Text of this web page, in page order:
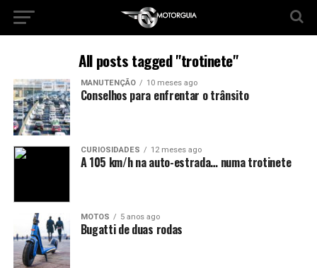
All posts tagged "trotinete"
MANUTENÇÃO 10 meses ago
Conselhos para enfrentar o trânsito
CURIOSIDADES 12 meses ago
A 105 km/h na auto-estrada… numa trotinete
MOTOS 5 anos ago
Bugatti de duas rodas